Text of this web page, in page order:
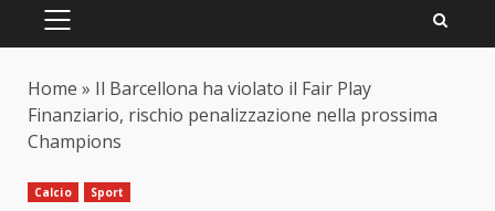
PRIMARY
Home » Il Barcellona ha violato il Fair Play
Finanziario, rischio penalizzazione nella prossima
Champions
Calcio Sport